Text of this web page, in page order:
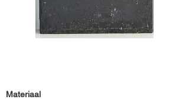
Materiaal